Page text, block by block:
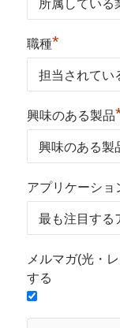
職種*
興味のある製品
アプリケーショ
メルマガ(光・
する